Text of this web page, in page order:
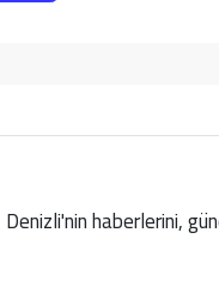
Denizli'nin haberlerini,